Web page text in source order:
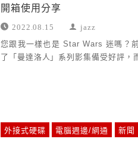
開箱使用分享
2022.08.15 jazz
您跟我一樣也是 Star Wars 迷嗎？
了「曼達洛人」系列影集備受好評
外接式硬碟 電腦週邊/網通 新聞